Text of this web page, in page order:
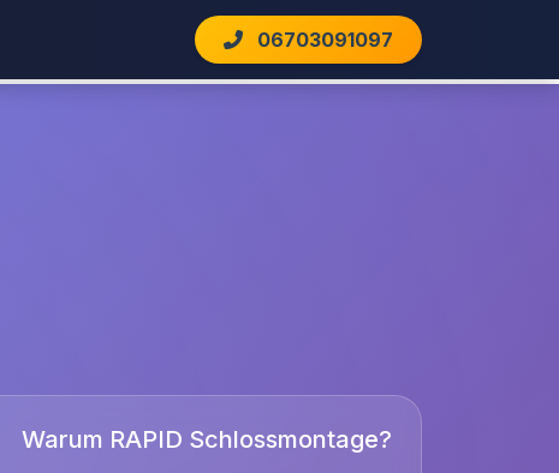
06703091097
Warum RAPID Schlossmontage?